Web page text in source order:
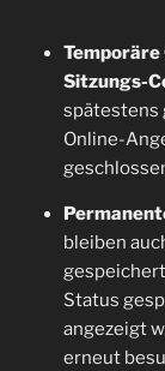
Temporäre
Sitzungs-
spätestens
Online-
bleiben
Status
angezeigt
erneut